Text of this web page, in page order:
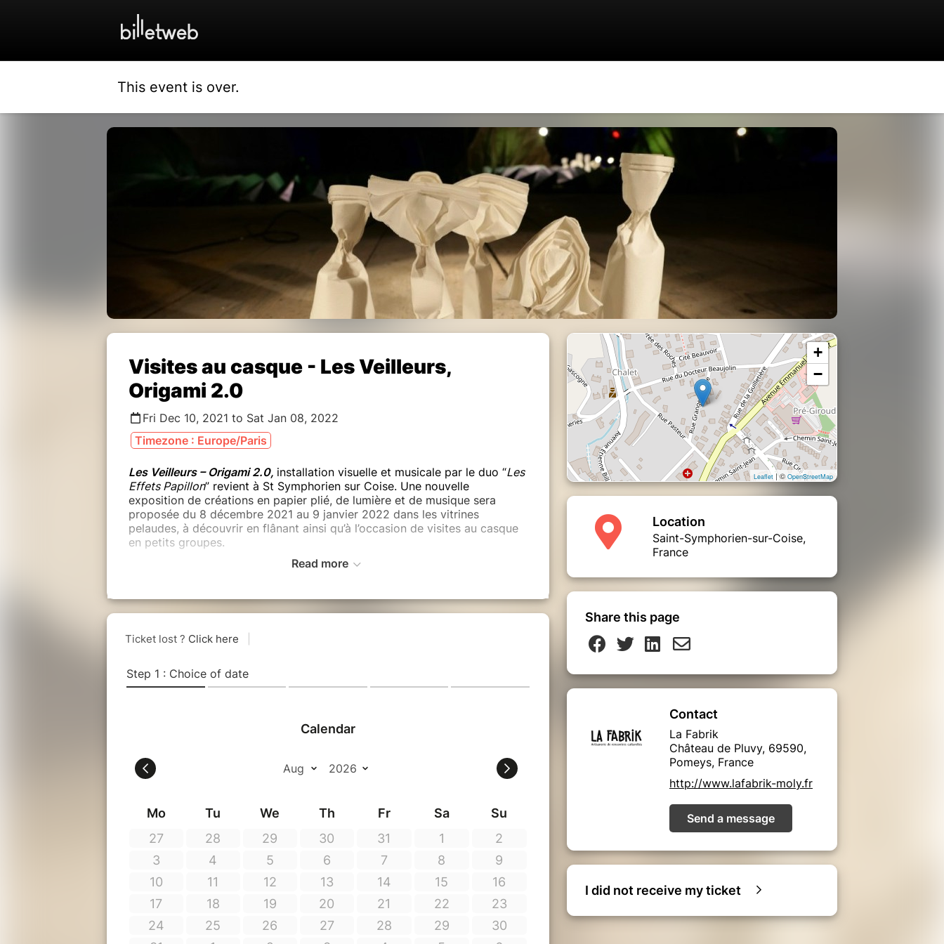
This event is over.
Visites au casque - Les Veilleurs,
Origami 2.0
Fri Dec 10, 2021 to Sat Jan 08, 2022
Timezone : Europe/Paris
Les Veilleurs – Origami 2.0, installation visuelle et musicale par le duo “Les
Effets Papillon” revient à St Symphorien sur Coise. Une nouvelle
exposition de créations en papier plié, de lumière et de musique sera
proposée du 8 décembre 2021 au 9 janvier 2022 dans les vitrines
pelaudes, à découvrir en flânant ainsi qu’à l’occasion de visites au casque
en petits groupes.
Vous pouvez réserver les visites ci-dessous. La durée de la visite est de
Coise.
jeudi 23 décembre
samedi 1er janvier
jeudi 6 décembre
vendredi 17 décembre
dimanche 19 décembre
mercredi 22 décembre
L'entrée est libre, la visite se fait par groupes de 15 personnes maximum.
nettoyés et désinfectés entre chaque visite.
Une co-production Les Effets Papillon et La Fabrik
Read more
+
−
Leaflet | © OpenStreetMap
Location
Saint-Symphorien-sur-Coise,
France
Share this page
Contact
La Fabrik
Château de Pluvy, 69590,
Pomeys, France
http://www.lafabrik-moly.fr
Send a message
I did not receive my ticket